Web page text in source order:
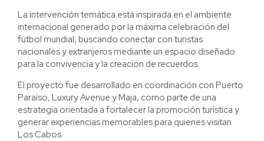
La intervención temática está inspirada en el ambiente
internacional generado por la máxima celebración del
fútbol mundial, buscando conectar con turistas
nacionales y extranjeros mediante un espacio diseñado
para la convivencia y la creación de recuerdos.
El proyecto fue desarrollado en coordinación con Puerto
Paraíso, Luxury Avenue y Maja, como parte de una
estrategia orientada a fortalecer la promoción turística y
generar experiencias memorables para quienes visitan
Los Cabos.